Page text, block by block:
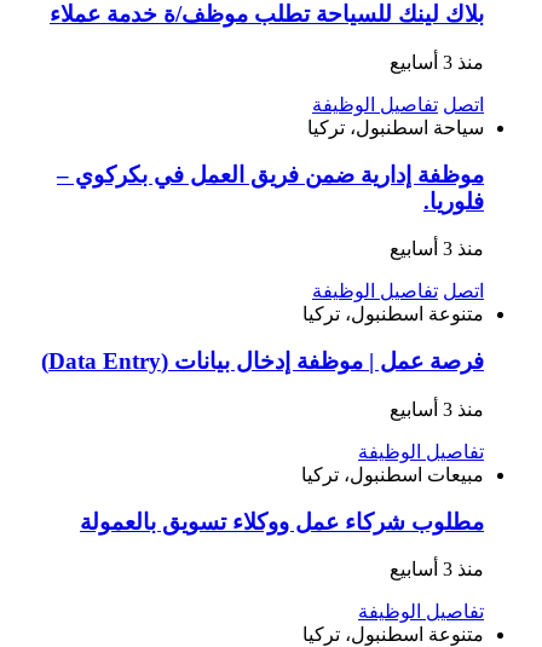
بلاك لينك للسياحة تطلب موظف/ة خدمة عملاء
منذ 3 أسابيع
اتصل تفاصيل الوظيفة
سياحة اسطنبول، تركيا
موظفة إدارية ضمن فريق العمل في بكركوي –
فلوريا.
منذ 3 أسابيع
اتصل تفاصيل الوظيفة
متنوعة اسطنبول، تركيا
فرصة عمل | موظفة إدخال بيانات (Data Entry)
منذ 3 أسابيع
تفاصيل الوظيفة
مبيعات اسطنبول، تركيا
مطلوب شركاء عمل ووكلاء تسويق بالعمولة
منذ 3 أسابيع
تفاصيل الوظيفة
متنوعة اسطنبول، تركيا